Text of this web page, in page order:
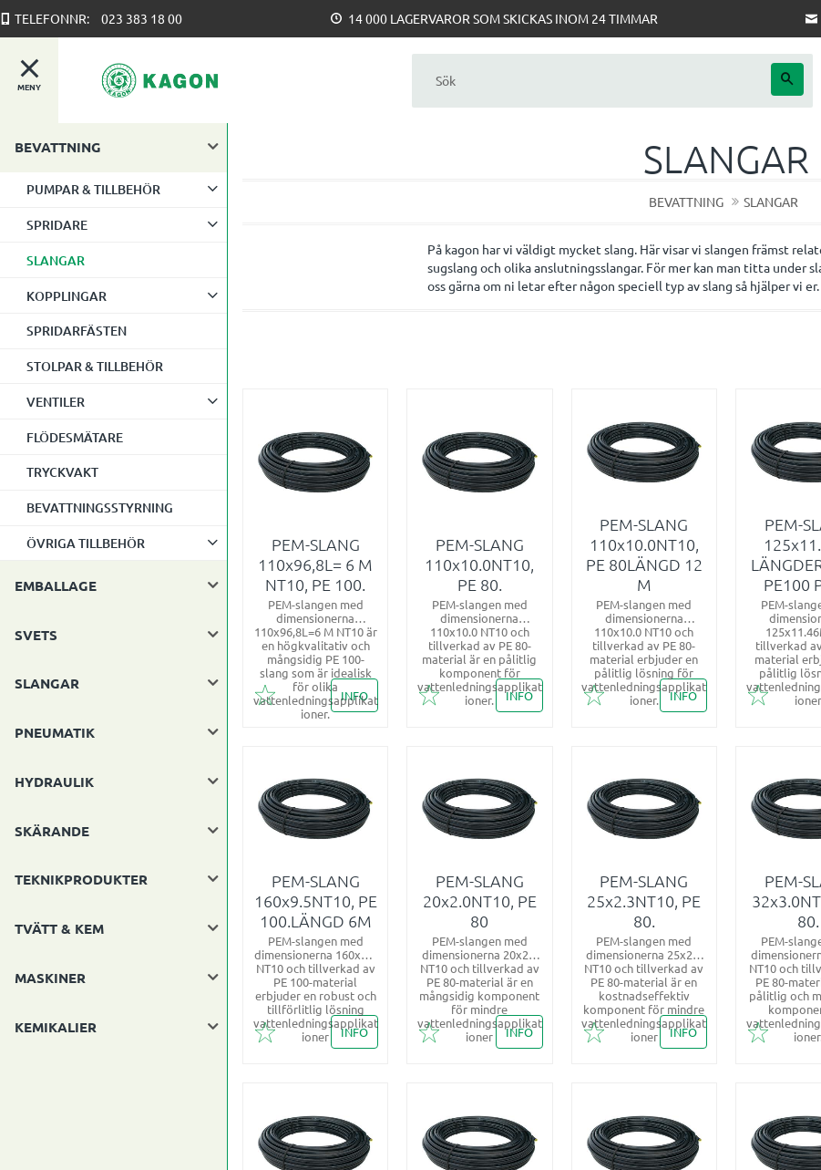
TELEFONNR: 023 383 18 00 14 000 LAGERVAROR SOM SKICKAS INOM 24 TIMMAR
MENY
SLANGAR
BEVATTNING SLANGAR
På kagon har vi väldigt mycket slang. Här visar vi slangen främst
sugslang och olika anslutningsslangar. För mer kan man titta under
oss gärna om ni letar efter någon speciell typ av slang så hjälper vi er.
PEM-SLANG
110x96,8L= 6 M
NT10, PE 100.
PEM-slangen med
dimensionerna
110x96,8L=6 M NT10 är
en högkvalitativ och
mångsidig PE 100-
slang som är idealisk
för olika
vattenledningsapplikat
ioner.
Lägg till i favoriter
INFO
PEM-SLANG
110x10.0NT10,
PE 80.
PEM-slangen med
dimensionerna
110x10.0 NT10 och
tillverkad av PE 80-
material är en pålitlig
komponent för
vattenledningsapplikat
ioner.
Lägg till i favoriter
INFO
PEM-SLANG
110x10.0NT10,
PE 80LÄNGD 12
M
PEM-slangen med
dimensionerna
110x10.0 NT10 och
tillverkad av PE 80-
material erbjuder en
pålitlig lösning för
vattenledningsapplikat
ioner.
Lägg till i favoriter
INFO
PEM-
PE100
PEM-
tillverkad
material
pålitlig
ioner
Lägg till i
PEM-SLANG
160x9.5NT10, PE
100.LÄNGD 6M
PEM-slangen med
dimensionerna 160x9.5
NT10 och tillverkad av
PE 100-material
erbjuder en robust och
tillförlitlig lösning
vattenledningsapplikat
ioner
Lägg till i favoriter
INFO
PEM-SLANG
20x2.0NT10, PE
80
PEM-slangen med
dimensionerna 20x2.0
NT10 och tillverkad av
PE 80-material är en
mångsidig komponent
för mindre
vattenledningsapplikat
ioner
Lägg till i favoriter
INFO
PEM-SLANG
25x2.3NT10, PE
80.
PEM-slangen med
dimensionerna 25x2.3
NT10 och tillverkad av
PE 80-material är en
kostnadseffektiv
komponent för mindre
vattenledningsapplikat
ioner
Lägg till i favoriter
INFO
PEM-
80.
PEM-
NT10 och
PE 80-
pålitlig och
Lägg till i
BEVATTNING
PUMPAR & TILLBEHÖR
SPRIDARE
SLANGAR
KOPPLINGAR
SPRIDARFÄSTEN
STOLPAR & TILLBEHÖR
VENTILER
FLÖDESMÄTARE
TRYCKVAKT
BEVATTNINGSSTYRNING
ÖVRIGA TILLBEHÖR
EMBALLAGE
SVETS
SLANGAR
PNEUMATIK
HYDRAULIK
SKÄRANDE
TEKNIKPRODUKTER
TVÄTT & KEM
MASKINER
KEMIKALIER